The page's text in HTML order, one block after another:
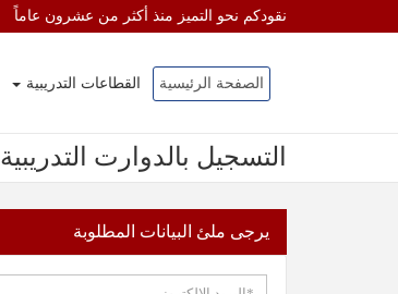
نقودكم نحو التميز منذ أكثر من عشرون عاماً
الصفحة الرئيسية القطاعات التدريبية
التسجيل بالدوارت التدريبية
يرجى ملئ البيانات المطلوبة